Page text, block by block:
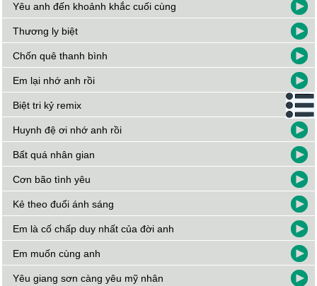
Yêu anh đến khoảnh khắc cuối cùng
Thương ly biệt
Chốn quê thanh bình
Em lại nhớ anh rồi
Biệt tri kỷ remix
Huynh đệ ơi nhớ anh rồi
Bất quá nhân gian
Cơn bão tình yêu
Kẻ theo đuổi ánh sáng
Em là cố chấp duy nhất của đời anh
Em muốn cùng anh
Yêu giang sơn càng yêu mỹ nhân